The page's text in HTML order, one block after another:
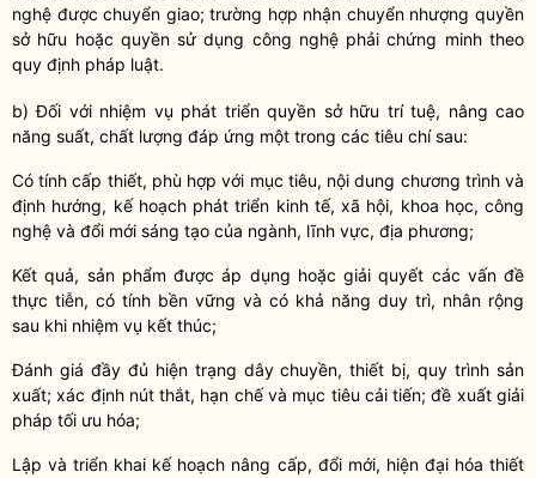
nghệ được chuyển giao; trường hợp nhận chuyển nhượng quyền
sở hữu hoặc quyềnsử dụng công nghệphải chứng minh theo
quy định pháp luật.
b) Đối với nhiệm vụ phát triểnquyền sở hữu trí tuệ, nâng cao
năng suất, chất lượng đáp ứng một trong các tiêu chí sau:
Có tính cấp thiết, phù hợp với mục tiêu, nội dung chương trình và
định hướng, kế hoạch phát triển kinh tế, xã hội, khoa học, công
nghệ và đổi mới sáng tạo của ngành, lĩnh vực, địa phương;
Kết quả, sản phẩm được áp dụng hoặc giải quyết các vấn đề
thực tiễn, có tính bền vững và có khả năng duy trì, nhân rộng
sau khi nhiệm vụ kết thúc;
Đánh giá đầy đủ hiện trạng dây chuyền, thiết bị, quy trình sản
xuất; xác định nút thắt, hạn chế và mục tiêu cải tiến; đề xuất giải
pháp tối ưu hóa;
Lập và triển khai kế hoạch nâng cấp, đổi mới, hiện đại hóa thiết